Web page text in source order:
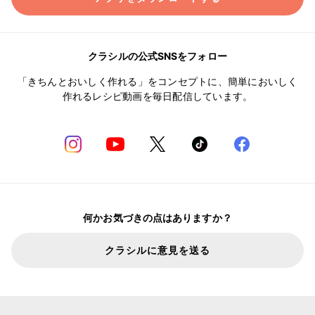
クラシルの公式SNSをフォロー
「きちんとおいしく作れる」をコンセプトに、簡単においしく
作れるレシピ動画を毎日配信しています。
何かお気づきの点はありますか？
クラシルに意見を送る